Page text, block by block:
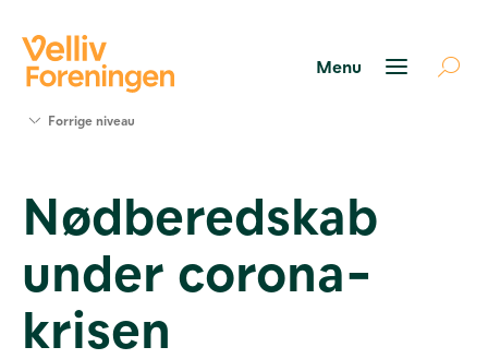
Værktøjer
og viden
Foreningen
os
Forrige niveau
Nødberedskab
under corona-
krisen